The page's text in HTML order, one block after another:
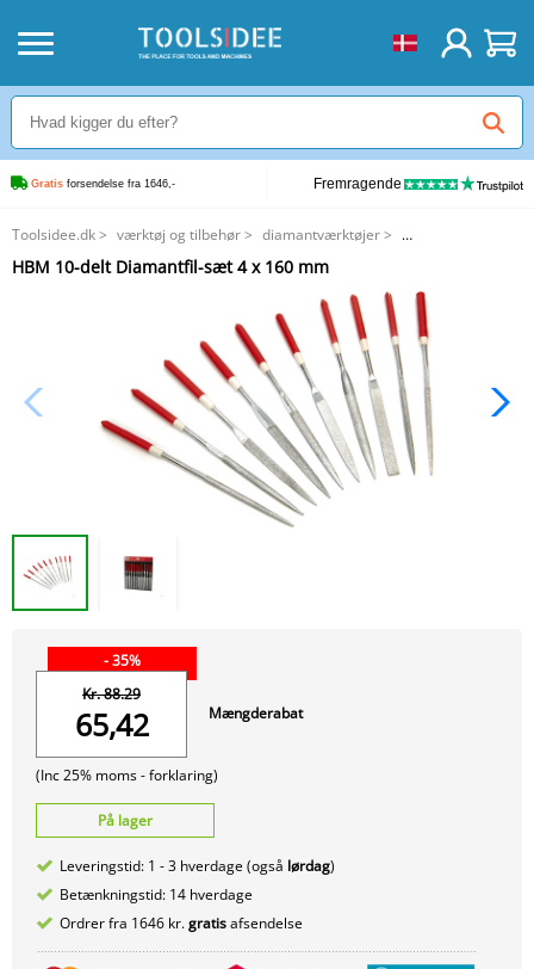
Gratis forsendelse fra 1646,- Fremragende
Toolsidee.dk> værktøj og tilbehør> diamantværktøjer>
HBM 10-delt Diamantfil-sæt 4 x 160 mm
HBM 10-delt Diamantfil-sæt 4 x 160 mm
- 35%
Kr. 88.29
65,42
(Inc 25% moms -forklaring)
Mængderabat
På lager
Leveringstid: 1 - 3 hverdage (også lørdag)
Betænkningstid: 14 hverdage
Ordrer fra 1646 kr.gratisafsendelse